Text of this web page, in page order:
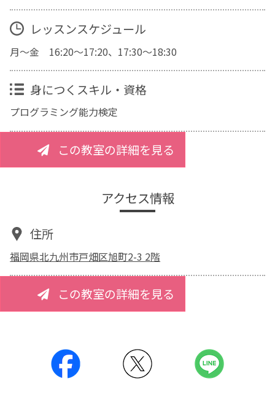
レッスンスケジュール
月～金 16:20～17:20、17:30～18:30
身につくスキル・資格
プログラミング能力検定
この教室の詳細を見る
アクセス情報
住所
福岡県北九州市戸畑区旭町2-3 2階
この教室の詳細を見る